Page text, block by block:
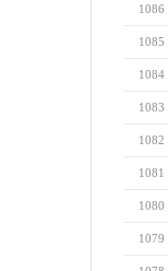
1086
1085
1084
1083
1082
1081
1080
1079